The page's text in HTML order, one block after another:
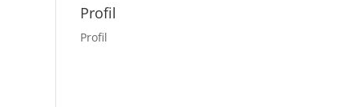
Profil
Profil